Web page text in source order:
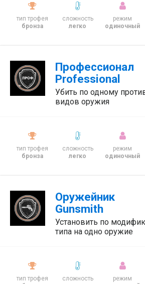
тип трофея
бронза
сложность
легко
режим
одиночный
Профессионал
Professional
Убить по одному
видов оружия
тип трофея
бронза
сложность
легко
режим
одиночный
Оружейник
Gunsmith
Установить по
типа на одно оружие
тип трофея
сложность
режим